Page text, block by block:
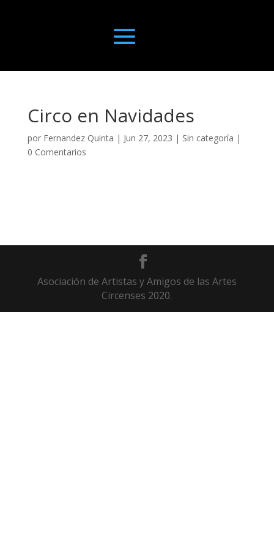
Circo en Navidades
por Fernandez Quinta | Jun 27, 2023 | Sin categoría |
0 Comentarios
Asociación de Artistas y Amigos de las Artes
Circenses 2020.